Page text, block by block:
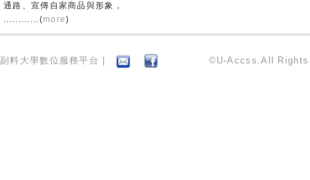
通路、宣傳自家商品與形象，
............(more)
副料大學數位服務平台 | ©U-Accss.All Rights